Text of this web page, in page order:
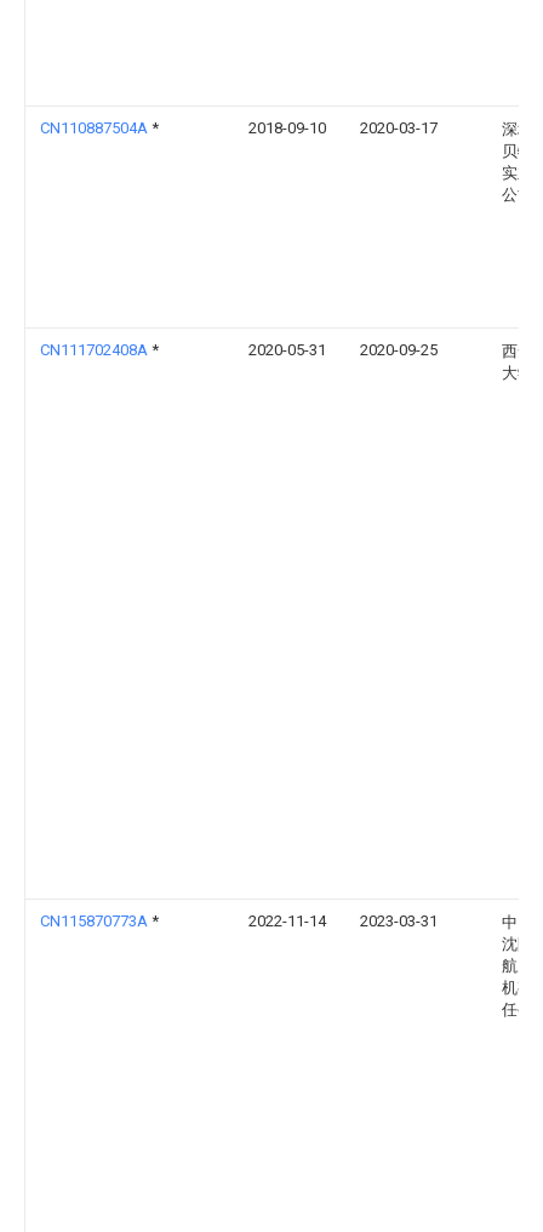
CN110887504A * 2018-09-10 2020-03-17
深圳
贝特
实业
公司
CN111702408A * 2020-05-31 2020-09-25
西安
大学
CN115870773A * 2022-11-14 2023-03-31
中国
沈阳
航空
机有
任公